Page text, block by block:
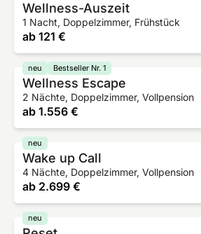
Wellness-Auszeit
1 Nacht, Doppelzimmer, Frühstück
ab 121 €
Wellness Escape
2 Nächte, Doppelzimmer, Vollpension
ab 1.556 €
neu Bestseller Nr. 1
Wake up Call
4 Nächte, Doppelzimmer, Vollpension
ab 2.699 €
neu
neu